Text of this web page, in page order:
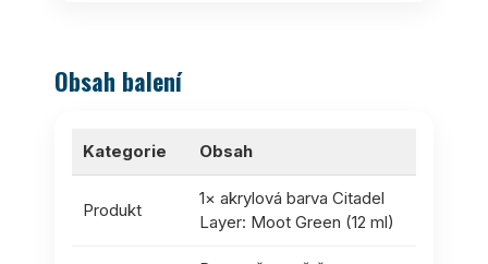
Obsah balení
Kategorie Obsah
Produkt
1× akrylová barva Citadel
Layer: Moot Green (12 ml)